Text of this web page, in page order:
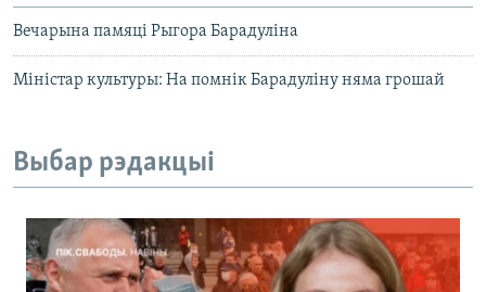
Вечарына памяці Рыгора Барадуліна
Міністар культуры: На помнік Барадуліну няма грошай
Выбар рэдакцыі